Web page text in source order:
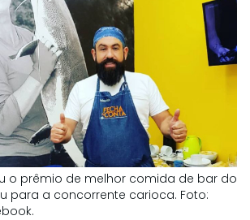
o prêmio de melhor comida de bar do
para a concorrente carioca. Foto: